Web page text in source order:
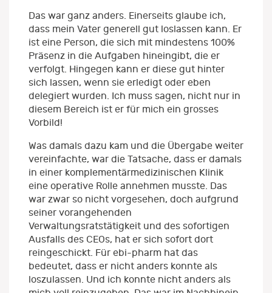
Das war ganz anders. Einerseits glaube ich,
dass mein Vater generell gut loslassen kann. Er
ist eine Person, die sich mit mindestens 100%
Präsenz in die Aufgaben hineingibt, die er
verfolgt. Hingegen kann er diese gut hinter
sich lassen, wenn sie erledigt oder eben
delegiert wurden. Ich muss sagen, nicht nur in
diesem Bereich ist er für mich ein grosses
Vorbild!
Was damals dazu kam und die Übergabe weiter
vereinfachte, war die Tatsache, dass er damals
in einer komplementärmedizinischen Klinik
eine operative Rolle annehmen musste. Das
war zwar so nicht vorgesehen, doch aufgrund
seiner vorangehenden
Verwaltungsratstätigkeit und des sofortigen
Ausfalls des CEOs, hat er sich sofort dort
reingeschickt. Für ebi-pharm hat das
bedeutet, dass er nicht anders konnte als
loszulassen. Und ich konnte nicht anders als